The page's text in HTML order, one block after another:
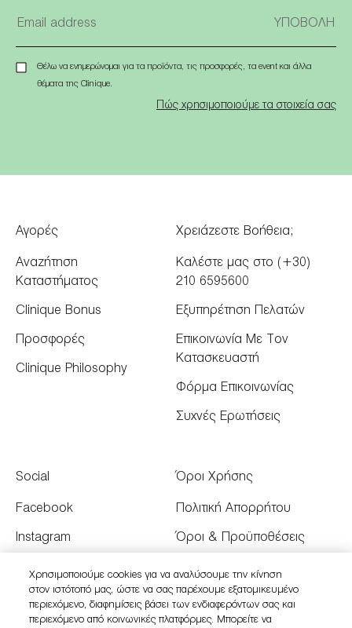
Θέλω να ενημερώνομαι για τα προϊόντα, τις προσφορές, τα event και άλλα
θέματα της Clinique.
Πώς χρησιμοποιούμε τα στοιχεία σας
Αγορές
Αναζήτηση
Καταστήματος
Clinique Bonus
Προσφορές
Clinique Philosophy
Χρειάζεστε Βοήθεια;
Καλέστε μας στο (+30)
210 6595600
Εξυπηρέτηση Πελατών
Επικοινωνία Με Τον
Κατασκευαστή
Φόρμα Επικοινωνίας
Συχνές Ερωτήσεις
Social
Facebook
Instagram
Twitter
Όροι Χρήσης
Πολιτική Απορρήτου
Όροι & Προϋποθέσεις
Διαχειριστείτε τα Cookies
του Ιστότοπου
Χρησιμοποιούμε cookies για να αναλύσουμε την κίνηση
στον ιστότοπό μας, ώστε να σας παρέχουμε εξατομικευμένο
περιεχόμενο, διαφημίσεις βάσει των ενδιαφερόντων σας και
περιεχόμενο από κοινωνικές πλατφόρμες. Μπορείτε να